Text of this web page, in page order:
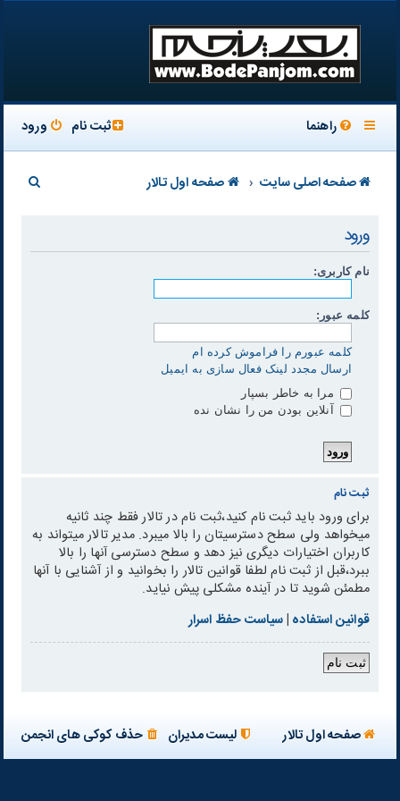
راهنما ورود ثبت نام
صفحه اصلی سایت صفحه اول تالار
ورود
نام کاربری:
کلمه عبور:
کلمه عبورم را فراموش کرده ام
ارسال مجدد لینک فعال سازی به ایمیل
مرا به خاطر بسپار
آنلاین بودن من را نشان نده
ثبت نام
برای ورود باید ثبت نام کنید،ثبت نام در تالار فقط چند ثانیه
میخواهد ولی سطح دسترسیتان را بالا میبرد. مدیر تالار میتواند به
کاربران اختیارات دیگری نیز دهد و سطح دسترسی آنها را بالا
ببرد،قبل از ثبت نام لطفا قوانین تالار را بخوانید و از آشنایی با آنها
مطمئن شوید تا در آینده مشکلی پیش نیاید.
قوانین استفاده |سیاست حفظ اسرار
ثبت نام
صفحه اول تالار حذف کوکی های انجمن لیست مدیران